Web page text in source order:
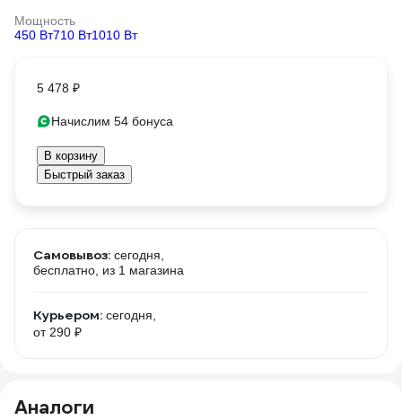
Мощность
450 Вт710 Вт1010 Вт
5 478 ₽
Начислим 54 бонуса
В корзину
Быстрый заказ
Самовывоз: сегодня,
бесплатно , из 1 магазина
Курьером: сегодня,
от 290 ₽
Аналоги